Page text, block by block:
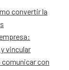
convertir la
vincular
con